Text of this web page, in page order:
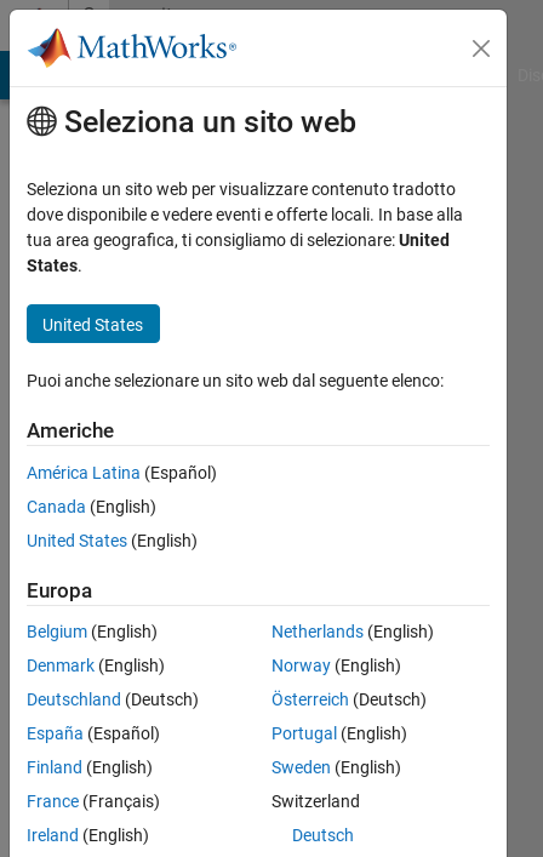
Vai al contenutoCommunity
Profile
Hans
Scharler
seen:
Today
Attivo
Followers:
16
Following:
Messaggio
Community
Seleziona un sito web
Seleziona un sito web per visualizzare contenuto tradotto
dove disponibile e vedere eventi e offerte locali. In base alla
tua area geografica, ti consigliamo di selezionare:United
States.
United States
Puoi anche selezionare un sito web dal seguente elenco:
Americhe
América Latina (Español)
Canada (English)
United States (English)
Europa
Belgium (English)
Denmark (English)
Deutschland (Deutsch)
España (Español)
Finland (English)
France (Français)
Ireland (English)
Netherlands(English)
Norway(English)
Österreich (Deutsch)
Portugal (English)
Sweden (English)
Switzerland
Deutsch